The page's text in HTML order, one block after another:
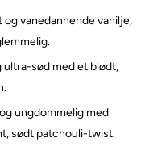
og vanedannende vanilje,
ultra-sød med et blødt,
ungdommelig med
sødt patchouli-twist.